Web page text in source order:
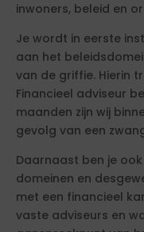
inwoners, beleid en
Je wordt in eerste
aan het
van de griffie. Hierin
Financieel adviseur
maanden zijn wij
gevolg van een
Daarnaast ben je
domeinen en
met een financieel
vaste adviseurs en